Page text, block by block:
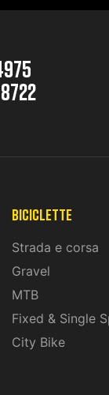
Biciclette
Strada e corsa
Gravel
MTB
Fixed & Single
City Bike